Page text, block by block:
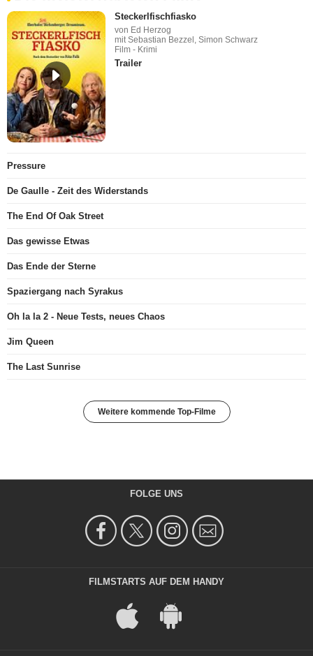
Steckerlfischfiasko
von Ed Herzog
mit Sebastian Bezzel, Simon Schwarz
Film - Krimi
Trailer
Pressure
De Gaulle - Zeit des Widerstands
The End Of Oak Street
Das gewisse Etwas
Das Ende der Sterne
Spaziergang nach Syrakus
Oh la la 2 - Neue Tests, neues Chaos
Jim Queen
The Last Sunrise
Weitere kommende Top-Filme
FOLGE UNS
FILMSTARTS AUF DEM HANDY